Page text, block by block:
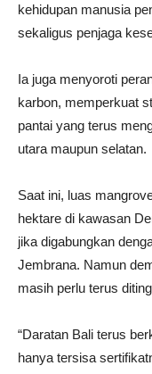
kehidupan manusia
sekaligus penjaga
Ia juga menyoroti
karbon, memperkuat
pantai yang terus
utara maupun selatan.
Saat ini, luas
hektare di kawasan
jika digabungkan
Jembrana. Namun
masih perlu terus
“Daratan Bali terus
hanya tersisa